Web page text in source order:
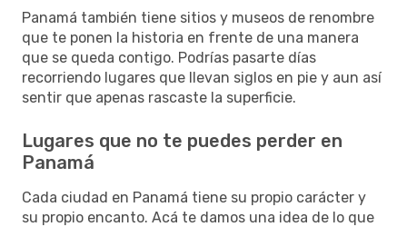
Panamá también tiene sitios y museos de renombre
que te ponen la historia en frente de una manera
que se queda contigo. Podrías pasarte días
recorriendo lugares que llevan siglos en pie y aun así
sentir que apenas rascaste la superficie.
Lugares que no te puedes perder en
Panamá
Cada ciudad en Panamá tiene su propio carácter y
su propio encanto. Acá te damos una idea de lo que